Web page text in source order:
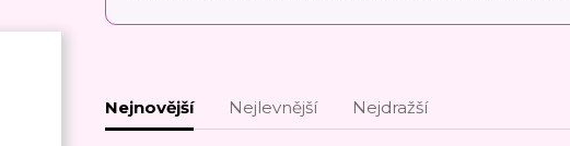
Nejnovější Nejlevnější Nejdražší